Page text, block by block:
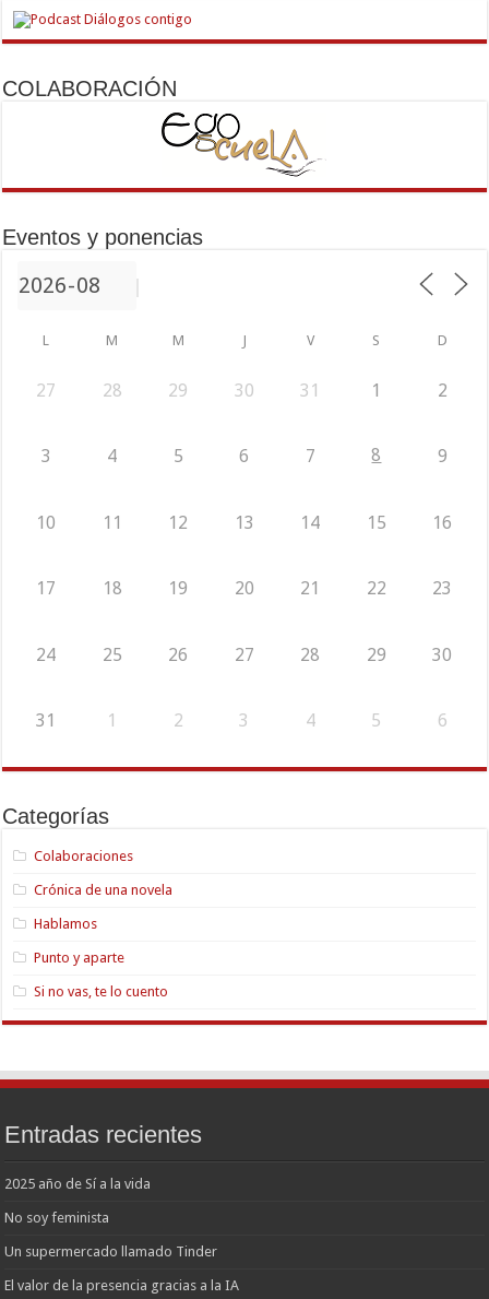
COLABORACIÓN
Eventos y ponencias
L M M J V S D
27 28 29 30 31 1 2
3 4 5 6 7 8 9
10 11 12 13 14 15 16
17 18 19 20 21 22 23
24 25 26 27 28 29 30
31 1 2 3 4 5 6
Categorías
Colaboraciones
Crónica de una novela
Hablamos
Punto y aparte
Si no vas, te lo cuento
Entradas recientes
2025 año de Sí a la vida
No soy feminista
Un supermercado llamado Tinder
El valor de la presencia gracias a la IA